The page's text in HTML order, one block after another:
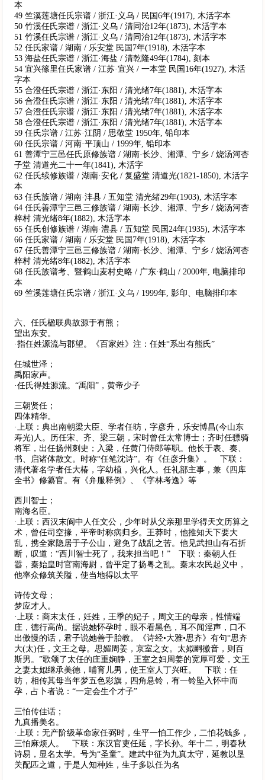
本
49 竺溪莲塘任氏宗谱 / 浙江·义乌 / 民国6年(1917), 木活字本
50 竹溪任氏宗谱 / 浙江·义乌 / 清同治12年(1873), 木活字本
51 竹溪任氏宗谱 / 浙江·义乌 / 清同治12年(1873), 木活字本
52 任氏家谱 / 湖南 / 乐安堂 民国7年(1918), 木活字本
53 海盐任氏宗谱 / 浙江·海盐 / 清乾隆49年(1784), 刻本
54 宜兴篠里任氏家谱 / 江苏·宜兴 / 一本堂 民国16年(1927), 木活
字本
55 合澄任氏宗谱 / 浙江·东阳 / 清光绪7年(1881), 木活字本
56 合澄任氏宗谱 / 浙江·东阳 / 清光绪7年(1881), 木活字本
57 合澄任氏宗谱 / 浙江·东阳 / 清光绪7年(1881), 木活字本
58 合澄任氏宗谱 / 浙江·东阳 / 清光绪7年(1881), 木活字本
59 任氏宗谱 / 江苏·江阴 / 思敬堂 1950年, 铅印本
60 任氏宗谱 / 河南·平顶山 / 1999年, 铅印本
61 善潭宁三邑任氏原修族谱 / 湖南·长沙、湘潭、宁乡 / 烧汤河杏
子堂 清道光二十一年(1841), 木活字
62 任氏续修族谱 / 湖南·安化 / 复盛堂 清道光(1821-1850), 木活字
本
63 任氏族谱 / 湖南·沣县 / 五知堂 清光绪29年(1903), 木活字本
64 任氏善潭宁三邑三修族谱 / 湖南·长沙、湘潭、宁乡 / 烧汤河杏
梓村 清光绪8年(1882), 木活字本
65 任氏创修族谱 / 湖南·澧县 / 五知堂 民国24年(1935), 木活字本
66 任氏家谱 / 湖南 / 乐安堂 民国7年(1918), 木活字本
67 任氏善潭宁三邑三修族谱 / 湖南·长沙、湘潭、宁乡 / 烧汤河杏
梓村 清光绪8年(1882), 木活字本
68 任氏族谱考、暨鹤山麦村史略 / 广东·鹤山 / 2000年, 电脑排印
本
69 竺溪莲塘任氏宗谱 / 浙江·义乌 / 1999年, 影印、电脑排印本
六、任氏楹联典故源于有熊；
望出东安。
·指任姓源流与郡望。《百家姓》注：任姓“系出有熊氏”
任城世泽；
禹阳家声。
·任氏得姓源流。“禹阳”，黄帝少子
三朝贤任；
四体精华。
·上联：典出南朝梁大臣、学者任昉，字彦升，乐安博昌(今山东
寿光)人。历任宋、齐、梁三朝，宋时曾任太常博士；齐时任骠骑
将军，出任扬州刺史；入梁，任黄门侍郎等职。他长于表、奏、
书、启诸体散文。时称“任笔沈诗”。有《任彦升集》。 下联：
清代著名学者任大椿，字幼植，兴化人。任礼部主事，兼《四库
全书》修纂官。有《弁服释例》、《字林考逸》等
西川智士；
南海名臣。
·上联：西汉末阆中人任文公，少年时从父亲那里学得天文历算之
术，曾任司空掾，平帝时称病归乡。王莽时，他推知天下要大
乱，携全家隐居于子公山，避免了战乱之苦。他见武担山有石折
断，叹道：“西川智士死了，我来担当吧！” 下联：秦朝人任
嚣，秦始皇时官南海尉，曾平定了扬粤之乱。秦末农民起义中，
他率众修筑关隘，使当地得以太平
诗传文母；
梦应才人。
·上联：商末太任，妊姓，王季的妃子，周文王的母亲，性情端
庄，德行高尚。据说她怀孕时，眼不看黑色，耳不闻淫声，口不
出傲慢的话，君子说她善于胎教。《诗经•大雅•思齐》有句“思齐
大(太)任，文王之母。思媚周姜，京室之女。太姒嗣徽音，则百
斯男。”歌颂了太任的庄重娴静，王室之妇周姜的宽厚可爱，文王
之妻太姒继承美德，哺育儿男，使王室人丁兴旺。 下联：任
昉，相传其母当年梦五色彩旗，四角悬铃，有一铃坠入怀中而
孕，占卜者说：“一定会生个才子”
三怕传佳话；
九真播美名。
·上联：无产阶级革命家任弼时，生平一怕工作少，二怕花钱多，
三怕麻烦人。 下联：东汉官吏任延，字长孙。年十二，明春秋
诗易，显名太学。号为“圣童”。建武中征为九真太守，延教以垦
关配匹之道，于是人知种姓，生子多以任为名